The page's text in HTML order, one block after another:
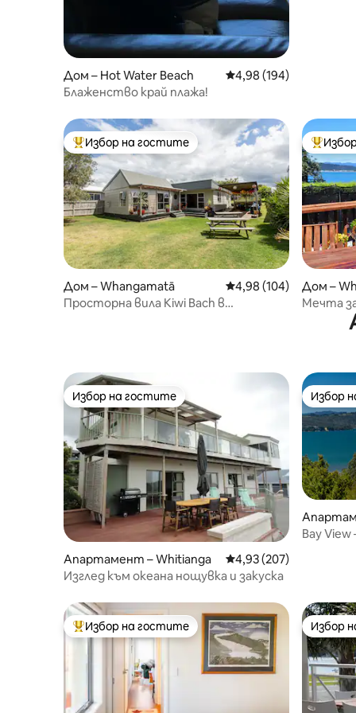
Дом – Hot Water Beach Средна оценка: 4,98
4,98 (194)
Блаженство край плажа!
Най-популярен избор на гостите
Избор на гостите
Дом – Whangamatā Средна оценка: 4,98
4,98 (104)
Просторна вила Kiwi Bach в
Най-
Дом –
Мечта
Избор на гостите
Избор на гостите
Апартамент – Whitianga Средна оценка: 4,93
4,93 (207)
Изглед към океана нощувка и закуска
Избор
Избор
Bay View
Най-популярен избор на гостите
Избор на гостите Избор
Избор